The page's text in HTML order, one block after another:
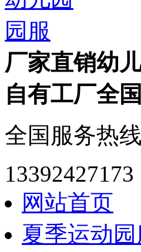
厂家直销幼
自有工厂全
全国服务热线
13392427173
网站首页
夏季运动园